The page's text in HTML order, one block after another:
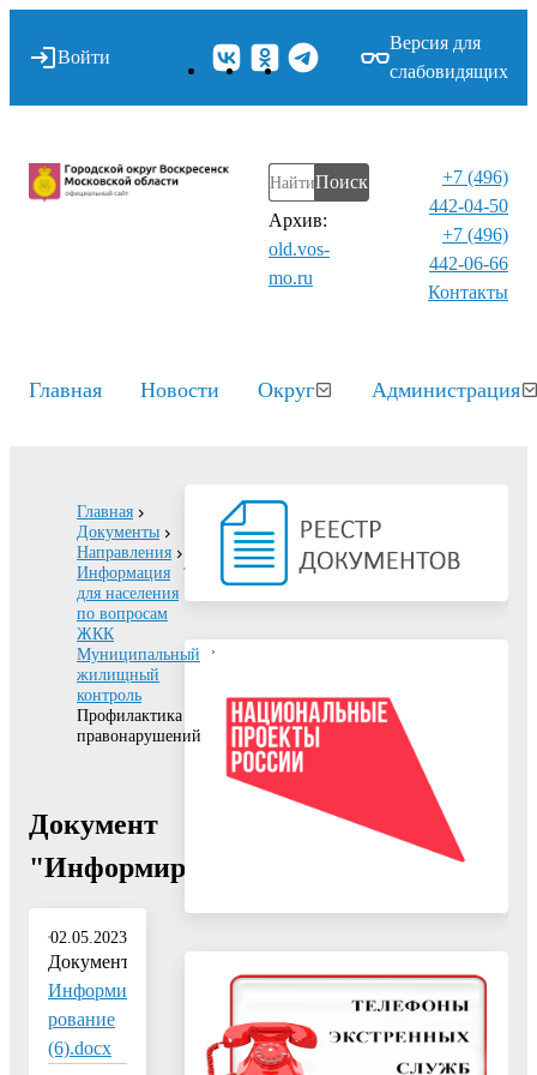
Войти
Версия для
слабовидящих
Поиск
Архив:
old.vos-
mo.ru
+7 (496)
442-04-50
+7 (496)
442-06-66
Контакты⁠
Главная Новости Округ Администрация
Главная
Документы
Направления
Информация
для населения
по вопросам
ЖКК
Муниципальный
жилищный
контроль
Профилактика
правонарушений
Документ
"Информирование"
02.05.2023
Документ:
Информи
рование
(6).docx